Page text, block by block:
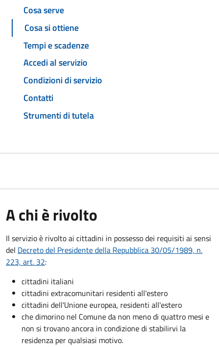
Cosa serve
Cosa si ottiene
Tempi e scadenze
Accedi al servizio
Condizioni di servizio
Contatti
Strumenti di tutela
A chi è rivolto
Il servizio è rivolto ai cittadini in possesso dei requisiti ai sensi
del Decreto del Presidente della Repubblica 30/05/1989, n.
223, art. 32:
cittadini italiani
cittadini extracomunitari residenti all'estero
cittadini dell'Unione europea, residenti all'estero
che dimorino nel Comune da non meno di quattro mesi e
non si trovano ancora in condizione di stabilirvi la
residenza per qualsiasi motivo.